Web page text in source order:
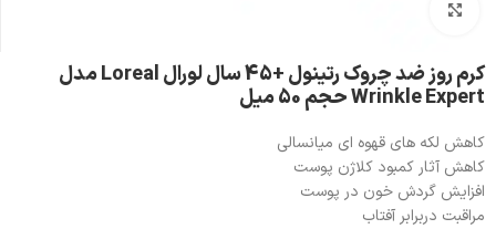
کرم روز ضد چروک رتینول +45 سال لورال Loreal مدل
Wrinkle Expert حجم 50 میل
کاهش لکه های قهوه ای میانسالی
کاهش آثار کمبود کلاژن پوست
افزایش گردش خون در پوست
مراقبت دربرابر آفتاب